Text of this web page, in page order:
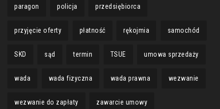
paragon policja przedsiębiorca
przyjęcie oferty płatność rękojmia samochód
SKD sąd termin TSUE umowa sprzedaży
wada wada fizyczna wada prawna wezwanie
wezwanie do zapłaty zawarcie umowy